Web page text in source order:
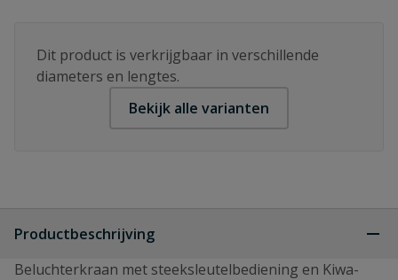
Dit product is verkrijgbaar in verschillende
diameters en lengtes.
Bekijk alle varianten
Productbeschrijving
Beluchterkraan met steeksleutelbediening en Kiwa-